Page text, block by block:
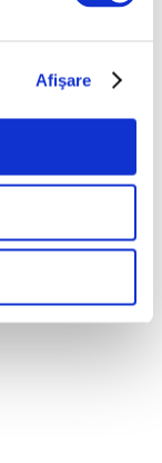
Afişare